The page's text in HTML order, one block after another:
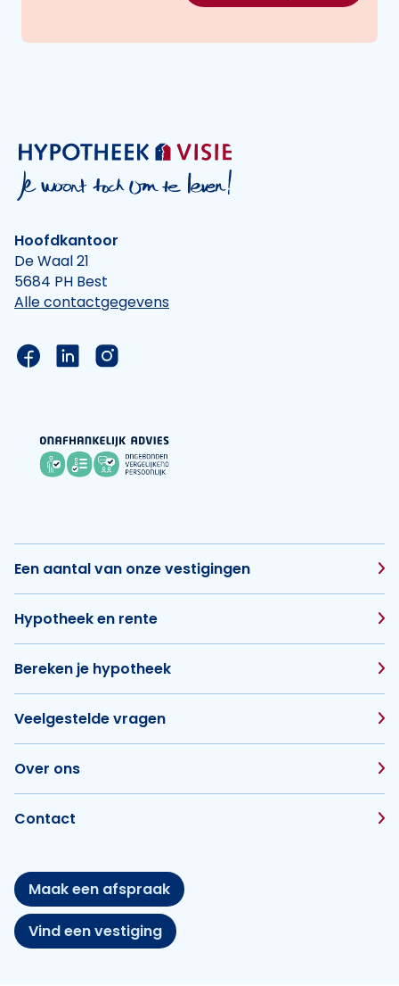
Hoofdkantoor
De Waal 21
5684 PH Best
Alle contactgegevens
Link naar de Facebook pagina van Hypotheek
Link naar de LinkedIn pagina van
Link naar de Instagram pagina van
Een aantal van onze vestigingen
Hypotheek en rente
Bereken je hypotheek
Veelgestelde vragen
Over ons
Contact
Maak een afspraak
Vind een vestiging